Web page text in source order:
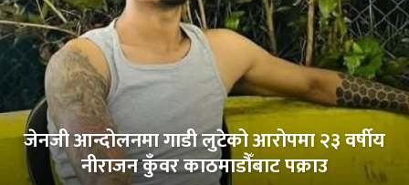
जेनजी आन्दोलनमा गाडी लुटेको आरोपमा २३ वर्षीय
नीराजन कुँवर काठमाडौँबाट पक्राउ